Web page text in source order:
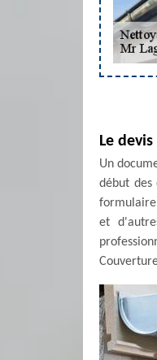
Le
Un
début
formulaire
et